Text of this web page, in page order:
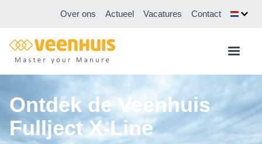
Over ons Actueel Vacatures Contact
Ontdek de Veenhuis
Fullject X-Line